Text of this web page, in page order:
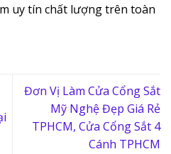
uy tín chất lượng trên toàn
Đơn Vị Làm Cửa Cổng Sắt
Mỹ Nghệ Đẹp Giá Rẻ
TPHCM, Cửa Cổng Sắt 4
Cánh TPHCM